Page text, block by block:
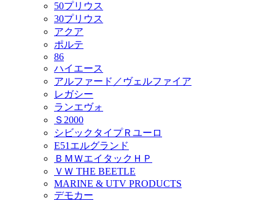
50プリウス
30プリウス
アクア
ポルテ
86
ハイエース
アルファード／ヴェルファイア
レガシー
ランエヴォ
Ｓ2000
シビックタイプＲユーロ
E51エルグランド
ＢＭＷエイタックＨＰ
ＶＷ THE BEETLE
MARINE & UTV PRODUCTS
デモカー